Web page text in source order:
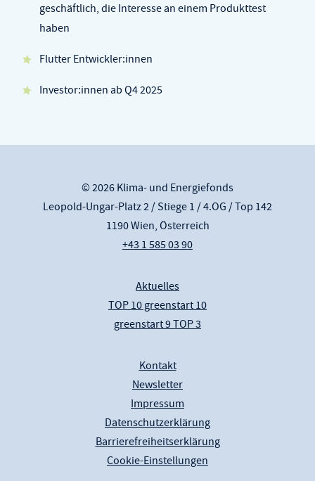
geschäftlich, die Interesse an einem Produkttest
haben
Flutter Entwickler:innen
Investor:innen ab Q4 2025
© 2026 Klima- und Energiefonds
Leopold-Ungar-Platz 2 / Stiege 1 / 4.OG / Top 142
1190 Wien, Österreich
+43 1 585 03 90
Aktuelles
TOP 10 greenstart 10
greenstart 9 TOP 3
Kontakt
Newsletter
Impressum
Datenschutzerklärung
Barrierefreiheitserklärung
Cookie-Einstellungen